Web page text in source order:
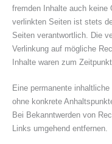
fremden Inhalte auch keine
verlinkten Seiten ist stets
Seiten verantwortlich. Die
Verlinkung auf mögliche
Inhalte waren zum
Eine permanente
ohne konkrete
Bei Bekanntwerden von
Links umgehend entfernen.